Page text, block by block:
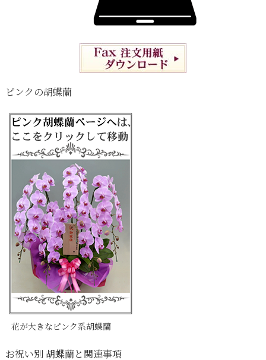
ピンクの胡蝶蘭
花が大きなピンク系胡蝶蘭
お祝い別 胡蝶蘭と関連事項